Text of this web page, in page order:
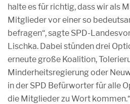
halte es für richtig, dass wir als
Mitglieder vor einer so
befragen“, sagte SPD-
Lischka. Dabei stünden drei
erneute große Koalition,
Minderheitsregierung oder
in der SPD Befürworter für alle
die Mitglieder zu Wort kommen.“